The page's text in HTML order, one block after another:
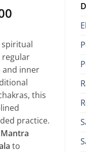
₹2,699.00
through
₹3,599.00
spiritual
regular
and inner
this
practice.
Mantra
to